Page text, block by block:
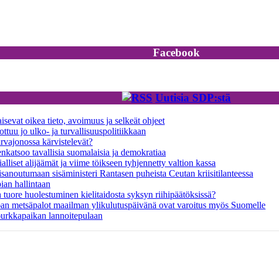
Facebook
Uutisia SDP:stä
oikea tieto, avoimuus ja selkeät ohjeet
jo ulko- ja turvallisuuspolitiikkaan
kärvistelevät?
tavallisia suomalaisia ja demokratiaa
alijäämät ja viime töikseen tyhjennetty valtion kassa
sisäministeri Rantasen puheista Ceutan kriisitilanteessa
hallintaan
huolestuminen kielitaidosta syksyn riihipäätöksissä?
metsäpalot maailman ylikulutuspäivänä ovat varoitus myös Suomelle
lannoitepulaan